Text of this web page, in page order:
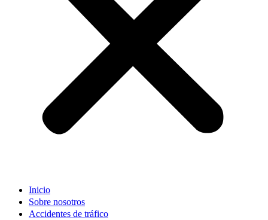
Inicio
Sobre nosotros
Accidentes de tráfico